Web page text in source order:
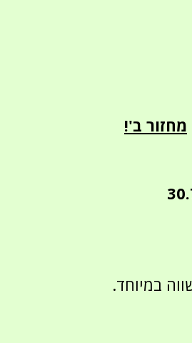
מחזור ב'!